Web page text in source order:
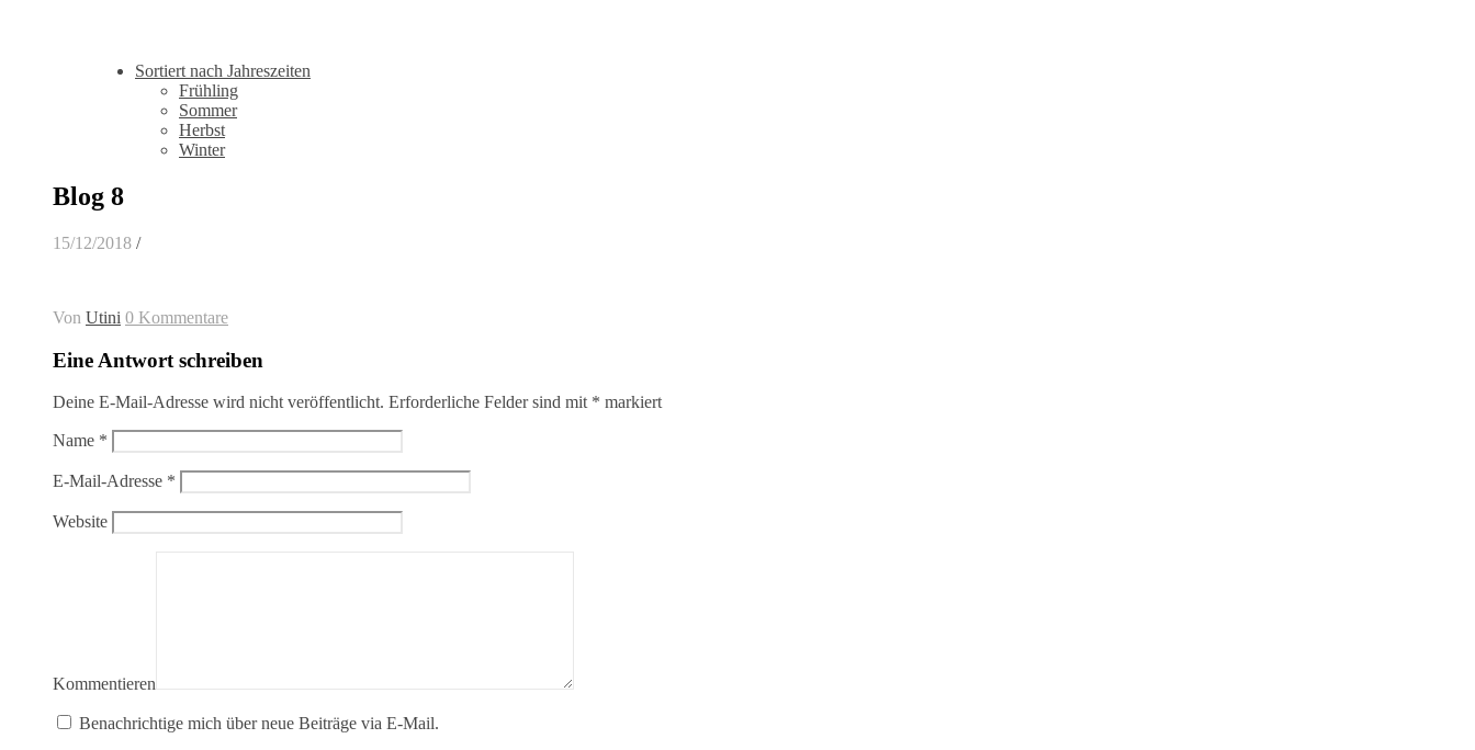
Sortiert nach Jahreszeiten
Frühling
Sommer
Herbst
Winter
Blog 8
15/12/2018 /
Von Utini 0 Kommentare
Eine Antwort schreiben
Deine E-Mail-Adresse wird nicht veröffentlicht. Erforderliche Felder sind mit * markiert
Name *
E-Mail-Adresse *
Website
Kommentieren
Benachrichtige mich über neue Beiträge via E-Mail.